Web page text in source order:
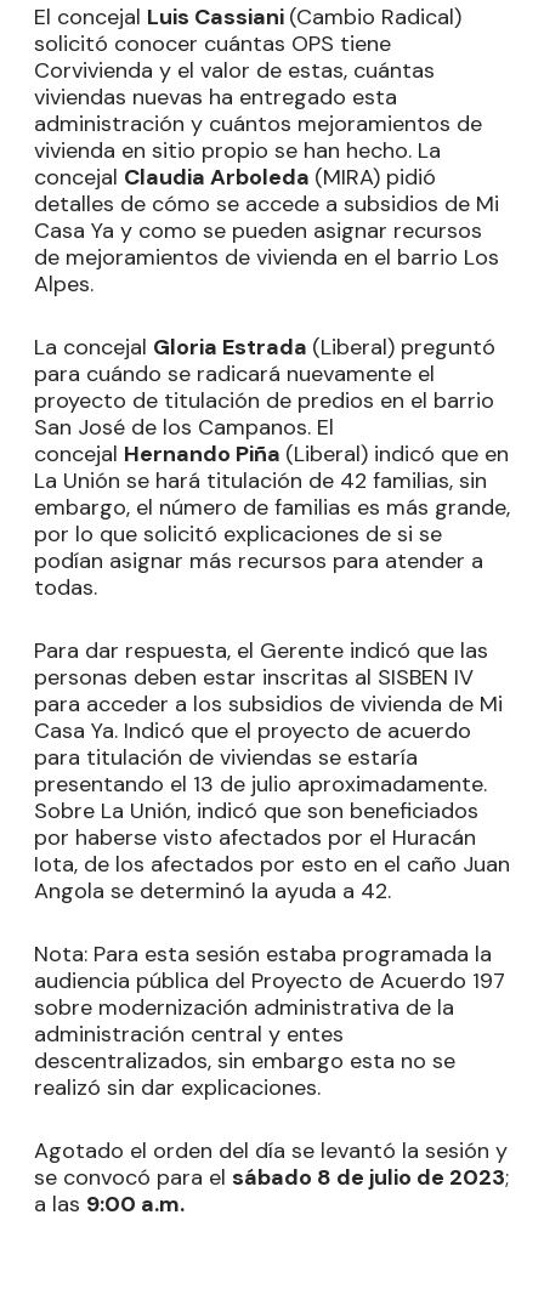
El concejal Luis Cassiani (Cambio Radical)
solicitó conocer cuántas OPS tiene
Corvivienda y el valor de estas, cuántas
viviendas nuevas ha entregado esta
administración y cuántos mejoramientos de
vivienda en sitio propio se han hecho. La
concejal Claudia Arboleda (MIRA) pidió
detalles de cómo se accede a subsidios de Mi
Casa Ya y como se pueden asignar recursos
de mejoramientos de vivienda en el barrio Los
Alpes.
La concejal Gloria Estrada (Liberal) preguntó
para cuándo se radicará nuevamente el
proyecto de titulación de predios en el barrio
San José de los Campanos. El
concejal Hernando Piña (Liberal) indicó que en
La Unión se hará titulación de 42 familias, sin
embargo, el número de familias es más grande,
por lo que solicitó explicaciones de si se
podían asignar más recursos para atender a
todas.
Para dar respuesta, el Gerente indicó que las
personas deben estar inscritas al SISBEN IV
para acceder a los subsidios de vivienda de Mi
Casa Ya. Indicó que el proyecto de acuerdo
para titulación de viviendas se estaría
presentando el 13 de julio aproximadamente.
Sobre La Unión, indicó que son beneficiados
por haberse visto afectados por el Huracán
Iota, de los afectados por esto en el caño Juan
Angola se determinó la ayuda a 42.
Nota: Para esta sesión estaba programada la
audiencia pública del Proyecto de Acuerdo 197
sobre modernización administrativa de la
administración central y entes
descentralizados, sin embargo esta no se
realizó sin dar explicaciones.
Agotado el orden del día se levantó la sesión y
se convocó para el sábado 8 de julio de 2023;
a las 9:00 a.m.